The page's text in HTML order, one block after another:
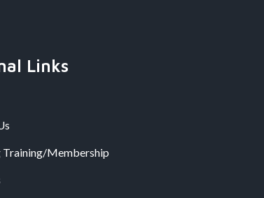
Links
Training/Membership